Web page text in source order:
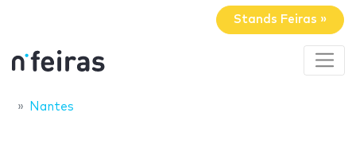
Stands Feiras »
Nantes